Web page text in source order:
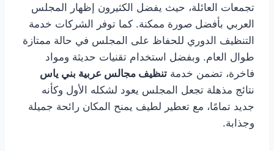
تجمعات العائلة، حيث يفضل الكثيرون إظهار المجلس
العربي بأفضل صورة ممكنة. كما توفر الشركات خدمة
التنظيف الدوري للحفاظ على المجلس في حالة ممتازة
طوال العام. وبفضل استخدام تقنيات حديثة ومواد
فاخرة، تضمن خدمة تنظيف مجالس عربية بني ياس
نتائج مذهلة تجعل المجلس يعود لشكله الأول وكأنه
جديد تمامًا، مع تعطير لطيف يمنح المكان رائحة جميلة
وجذابة.